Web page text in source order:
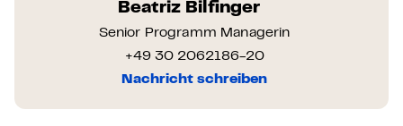
Beatriz Bilfinger
Senior Programm Managerin
+49 30 2062186-20
Nachricht schreiben